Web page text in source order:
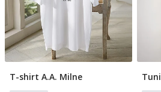
Sélectionner Tailles
T-shirt A.A. Milne